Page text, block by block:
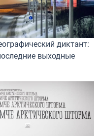
диктант:
выходные